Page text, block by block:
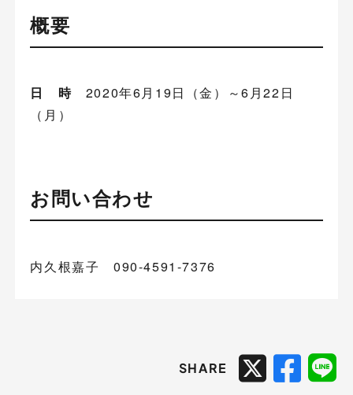
概要
日 時 2020年6月19日（金）～6月22日
（月）
お問い合わせ
内久根嘉子 090-4591-7376
SHARE